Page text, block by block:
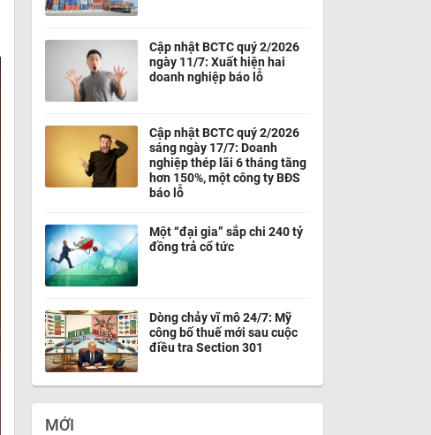
Cập nhật BCTC quý 2/2026
ngày 11/7: Xuất hiện hai
doanh nghiệp báo lỗ
Cập nhật BCTC quý 2/2026
sáng ngày 17/7: Doanh
nghiệp thép lãi 6 tháng tăng
hơn 150%, một công ty BĐS
báo lỗ
Một “đại gia” sắp chi 240 tỷ
đồng trả cổ tức
Dòng chảy vĩ mô 24/7: Mỹ
công bố thuế mới sau cuộc
điều tra Section 301
MỚI